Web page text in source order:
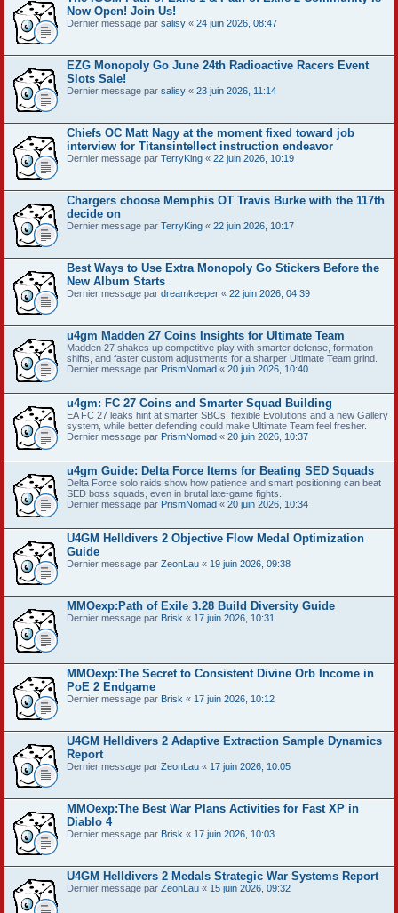
Now Open! Join Us!
Dernier message par salisy « 24 juin 2026, 08:47
EZG Monopoly Go June 24th Radioactive Racers Event
Slots Sale!
Dernier message par salisy « 23 juin 2026, 11:14
Chiefs OC Matt Nagy at the moment fixed toward job
interview for Titansintellect instruction endeavor
Dernier message par TerryKing « 22 juin 2026, 10:19
Chargers choose Memphis OT Travis Burke with the 117th
decide on
Dernier message par TerryKing « 22 juin 2026, 10:17
Best Ways to Use Extra Monopoly Go Stickers Before the
New Album Starts
Dernier message par dreamkeeper « 22 juin 2026, 04:39
u4gm Madden 27 Coins Insights for Ultimate Team
Madden 27 shakes up competitive play with smarter defense, formation
shifts, and faster custom adjustments for a sharper Ultimate Team grind.
Dernier message par PrismNomad « 20 juin 2026, 10:40
u4gm: FC 27 Coins and Smarter Squad Building
EA FC 27 leaks hint at smarter SBCs, flexible Evolutions and a new Gallery
system, while better defending could make Ultimate Team feel fresher.
Dernier message par PrismNomad « 20 juin 2026, 10:37
u4gm Guide: Delta Force Items for Beating SED Squads
Delta Force solo raids show how patience and smart positioning can beat
SED boss squads, even in brutal late-game fights.
Dernier message par PrismNomad « 20 juin 2026, 10:34
U4GM Helldivers 2 Objective Flow Medal Optimization
Guide
Dernier message par ZeonLau « 19 juin 2026, 09:38
MMOexp:Path of Exile 3.28 Build Diversity Guide
Dernier message par Brisk « 17 juin 2026, 10:31
MMOexp:The Secret to Consistent Divine Orb Income in
PoE 2 Endgame
Dernier message par Brisk « 17 juin 2026, 10:12
U4GM Helldivers 2 Adaptive Extraction Sample Dynamics
Report
Dernier message par ZeonLau « 17 juin 2026, 10:05
MMOexp:The Best War Plans Activities for Fast XP in
Diablo 4
Dernier message par Brisk « 17 juin 2026, 10:03
U4GM Helldivers 2 Medals Strategic War Systems Report
Dernier message par ZeonLau « 15 juin 2026, 09:32